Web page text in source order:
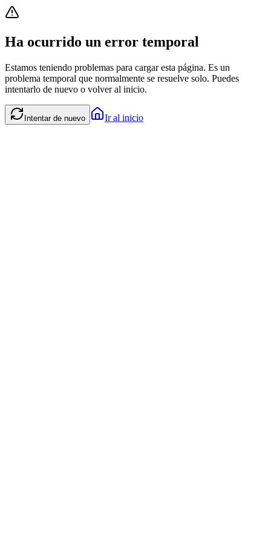
Ha ocurrido un error temporal
Estamos teniendo problemas para cargar esta página. Es un
problema temporal que normalmente se resuelve solo. Puedes
intentarlo de nuevo o volver al inicio.
Intentar de nuevo Ir al inicio